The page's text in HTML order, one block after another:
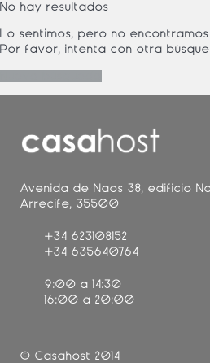
No hay resultados
Lo sentimos, pero no
Por favor, intenta con otra
Avenida de Naos 38, edificio
Arrecife, 35500
+34 623108152
+34 635640764
9:00 a 14:30
16:00 a 20:00
© Casahost 2014